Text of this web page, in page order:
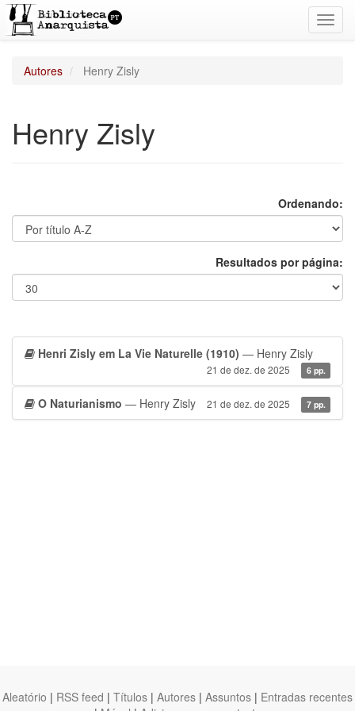
Autores Henry Zisly
Henry Zisly
Ordenando:
Resultados por página:
Henri Zisly em La Vie Naturelle (1910) — Henry Zisly
21 de dez. de 2025 6 pp.
O Naturianismo — Henry Zisly 21 de dez. de 2025 7 pp.
Aleatório | RSS feed | Títulos | Autores | Assuntos | Entradas recentes